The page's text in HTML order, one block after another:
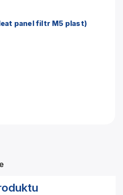
panel filtr M5 plast)